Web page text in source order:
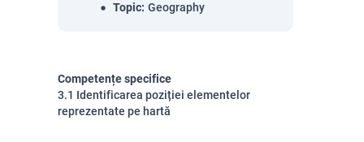
Topic: Geography
Competențe specifice
3.1 Identificarea poziției elementelor
reprezentate pe hartă